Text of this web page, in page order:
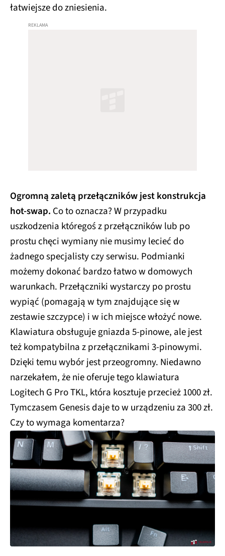
łatwiejsze do zniesienia.
Ogromną zaletą przełączników jest konstrukcja
hot-swap. Co to oznacza? W przypadku
uszkodzenia któregoś z przełączników lub po
prostu chęci wymiany nie musimy lecieć do
żadnego specjalisty czy serwisu. Podmianki
możemy dokonać bardzo łatwo w domowych
warunkach. Przełączniki wystarczy po prostu
wypiąć (pomagają w tym znajdujące się w
zestawie szczypce) i w ich miejsce włożyć nowe.
Klawiatura obsługuje gniazda 5-pinowe, ale jest
też kompatybilna z przełącznikami 3-pinowymi.
Dzięki temu wybór jest przeogromny. Niedawno
narzekałem, że nie oferuje tego klawiatura
Logitech G Pro TKL, która kosztuje przecież 1000 zł.
Tymczasem Genesis daje to w urządzeniu za 300 zł.
Czy to wymaga komentarza?